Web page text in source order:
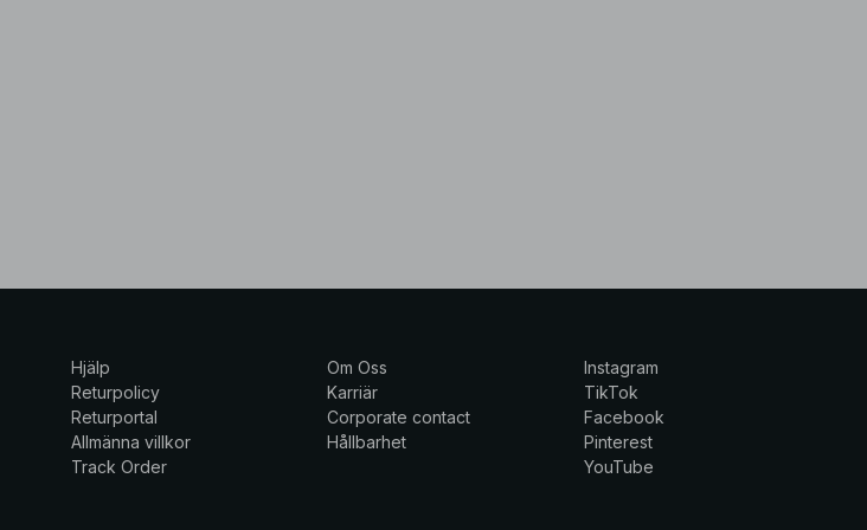
Hjälp
Returpolicy
Returportal
Allmänna villkor
Track Order
Om Oss
Karriär
Corporate contact
Hållbarhet
Instagram
TikTok
Facebook
Pinterest
YouTube